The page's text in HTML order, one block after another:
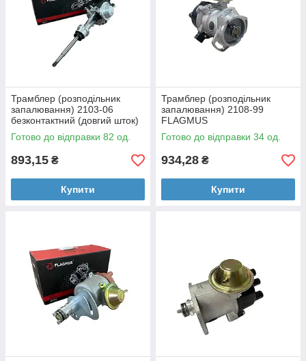
Трамблер (розподільник
запалювання) 2103-06
безконтактний (довгий шток)
FLAGMUS
Готово до відправки 82 од.
893,15 ₴
Купити
Трамблер (розподільник
запалювання) 2108-99
FLAGMUS
Готово до відправки 34 од.
934,28 ₴
Купити